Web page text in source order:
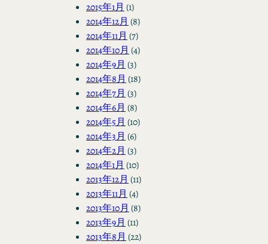
2015年1月 (1)
2014年12月 (8)
2014年11月 (7)
2014年10月 (4)
2014年9月 (3)
2014年8月 (18)
2014年7月 (3)
2014年6月 (8)
2014年5月 (10)
2014年3月 (6)
2014年2月 (3)
2014年1月 (10)
2013年12月 (11)
2013年11月 (4)
2013年10月 (8)
2013年9月 (11)
2013年8月 (22)